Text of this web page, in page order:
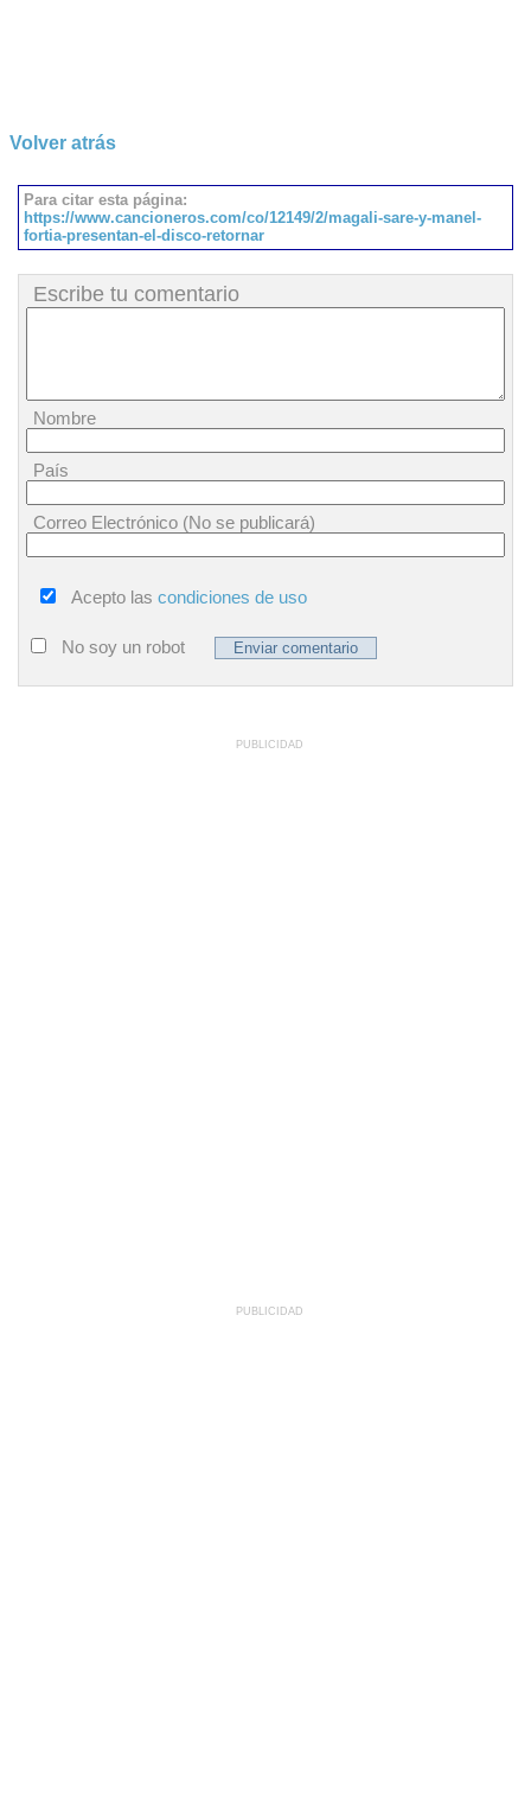
Volver atrás
Para citar esta página:
https://www.cancioneros.com/co/12149/2/magali-sare-y-manel-
fortia-presentan-el-disco-retornar
Escribe tu comentario
Nombre
País
Correo Electrónico (No se publicará)
Acepto las condiciones de uso
No soy un robot
PUBLICIDAD
PUBLICIDAD